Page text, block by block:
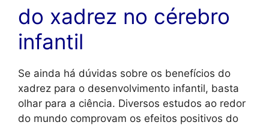
do xadrez no cérebro
infantil
Se ainda há dúvidas sobre os benefícios do
xadrez para o desenvolvimento infantil, basta
olhar para a ciência. Diversos estudos ao redor
do mundo comprovam os efeitos positivos do